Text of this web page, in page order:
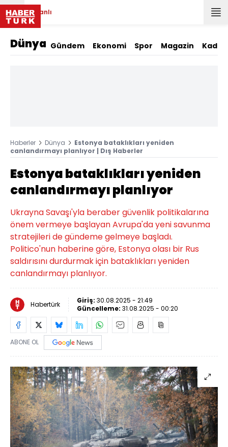
Canlı
Dünya Gündem Ekonomi Spor Magazin Kadın
Haberler Dünya
Estonya bataklıkları yeniden
canlandırmayı planlıyor | Dış Haberler
Estonya bataklıkları yeniden
canlandırmayı planlıyor
Ukrayna Savaşı'yla beraber güvenlik politikalarına
önem vermeye başlayan Avrupa'da yeni savunma
stratejileri de gündeme gelmeye başladı.
Politico'nun haberine göre, Estonya olası bir Rus
saldırısını durdurmak için bataklıkları yeniden
canlandırmayı planlıyor.
Habertürk Giriş: 30.08.2025 - 21:49
Güncelleme: 31.08.2025 - 00:20
ABONE OL